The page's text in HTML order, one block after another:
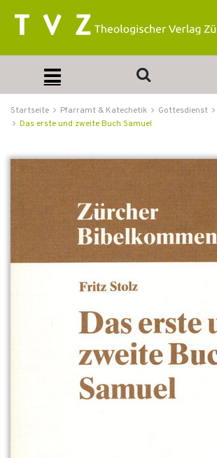
Startseite Pfarramt & Katechetik Gottesdienst
Das erste und zweite Buch Samuel